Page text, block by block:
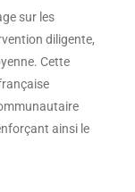
sur les
diligente,
Cette
ainsi le